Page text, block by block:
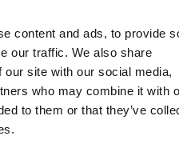
content and ads, to provide
our traffic. We also share
site with our social media,
who may combine it with
to them or that they’ve
boga Velesa. Naime,
pokojnika, onih s „druge
darivatelj svakog blaga,
biskup, darivatelj i
kršćanska zamjena.